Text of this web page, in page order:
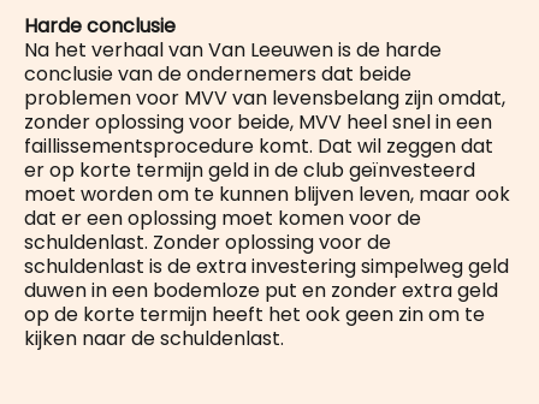
Harde conclusie
Na het verhaal van Van Leeuwen is de harde
conclusie van de ondernemers dat beide
problemen voor MVV van levensbelang zijn omdat,
zonder oplossing voor beide, MVV heel snel in een
faillissementsprocedure komt. Dat wil zeggen dat
er op korte termijn geld in de club geïnvesteerd
moet worden om te kunnen blijven leven, maar ook
dat er een oplossing moet komen voor de
schuldenlast. Zonder oplossing voor de
schuldenlast is de extra investering simpelweg geld
duwen in een bodemloze put en zonder extra geld
op de korte termijn heeft het ook geen zin om te
kijken naar de schuldenlast.